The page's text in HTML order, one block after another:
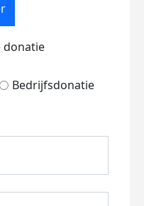
donatie
Bedrijfsdonatie